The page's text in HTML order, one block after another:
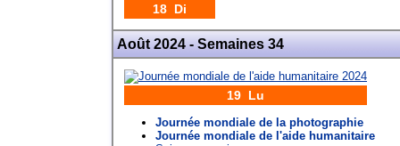
18 Di
Août 2024 - Semaines 34
19 Lu
Journée mondiale de la photographie
Journée mondiale de l'aide humanitaire